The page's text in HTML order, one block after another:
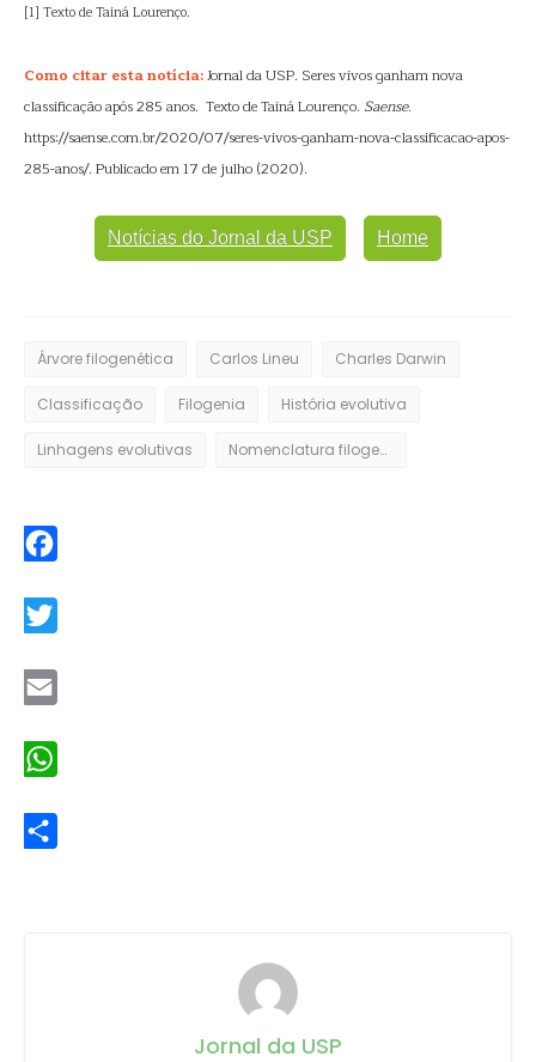
[1] Texto de Tainá Lourenço.
Como citar esta notícia:Jornal da USP. Seres vivos ganham nova
classificação após 285 anos. Texto de Tainá Lourenço. Saense.
https://saense.com.br/2020/07/seres-vivos-ganham-nova-classificacao-apos-
285-anos/. Publicado em 17 de julho (2020).
Notícias do Jornal da USP Home
Árvore filogenética Carlos Lineu Charles Darwin
Classificação Filogenia História evolutiva
Linhagens evolutivas Nomenclatura filogenética
Jornal da USP